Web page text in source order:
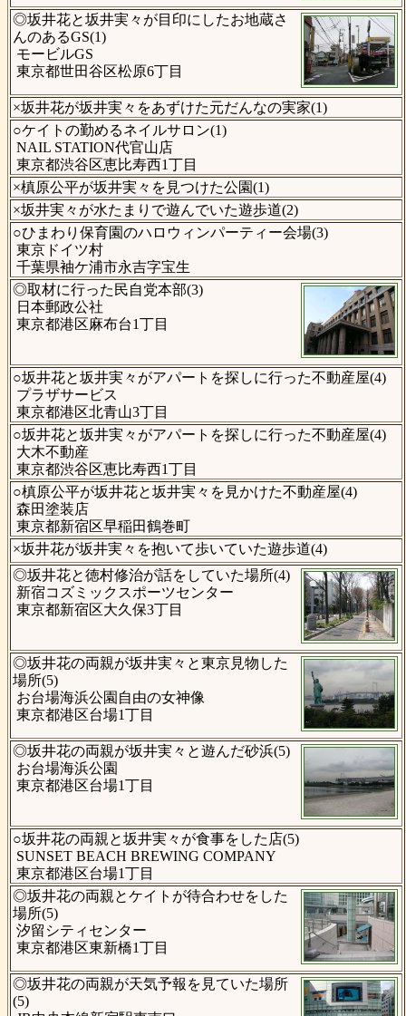
◎坂井花と坂井実々が目印にしたお地蔵さ
んのあるGS(1)
モービルGS
東京都世田谷区松原6丁目
×坂井花が坂井実々をあずけた元だんなの実家(1)
○ケイトの勤めるネイルサロン(1)
NAIL STATION代官山店
東京都渋谷区恵比寿西1丁目
×槙原公平が坂井実々を見つけた公園(1)
×坂井実々が水たまりで遊んでいた遊歩道(2)
○ひまわり保育園のハロウィンパーティー会場(3)
東京ドイツ村
千葉県袖ケ浦市永吉字宝生
◎取材に行った民自党本部(3)
日本郵政公社
東京都港区麻布台1丁目
○坂井花と坂井実々がアパートを探しに行った不動産屋(4)
プラザサービス
東京都港区北青山3丁目
○坂井花と坂井実々がアパートを探しに行った不動産屋(4)
大木不動産
東京都渋谷区恵比寿西1丁目
○槙原公平が坂井花と坂井実々を見かけた不動産屋(4)
森田塗装店
東京都新宿区早稲田鶴巻町
×坂井花が坂井実々を抱いて歩いていた遊歩道(4)
◎坂井花と徳村修治が話をしていた場所(4)
新宿コズミックスポーツセンター
東京都新宿区大久保3丁目
◎坂井花の両親が坂井実々と東京見物した
場所(5)
お台場海浜公園自由の女神像
東京都港区台場1丁目
◎坂井花の両親が坂井実々と遊んだ砂浜(5)
お台場海浜公園
東京都港区台場1丁目
○坂井花の両親と坂井実々が食事をした店(5)
SUNSET BEACH BREWING COMPANY
東京都港区台場1丁目
◎坂井花の両親とケイトが待合わせをした
場所(5)
汐留シティセンター
東京都港区東新橋1丁目
◎坂井花の両親が天気予報を見ていた場所
(5)